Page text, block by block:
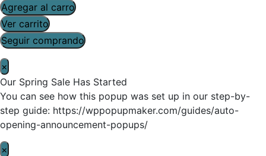
Agregar al carro
Ver carrito
Seguir comprando
×
Our Spring Sale Has Started
You can see how this popup was set up in our step-by-
step guide: https://wppopupmaker.com/guides/auto-
opening-announcement-popups/
×